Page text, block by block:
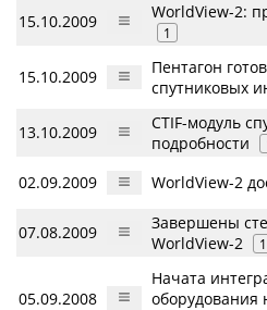
15.10.2009 WorldView-2:
1
15.10.2009
Пентагон
спутниковых
13.10.2009
CTIF-модуль
подробности
02.09.2009 WorldView-2
07.08.2009
Завершены
WorldView-2
1
05.09.2008
Начата
оборудования